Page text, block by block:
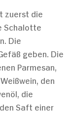
zuerst die
Schalotte
Die
geben. Die
Parmesan,
den
die
Saft einer